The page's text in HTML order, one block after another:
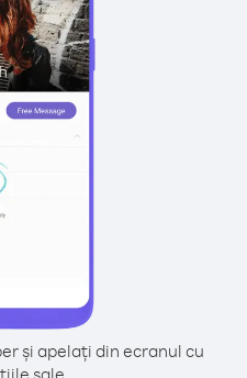
și apelați din ecranul cu
sale